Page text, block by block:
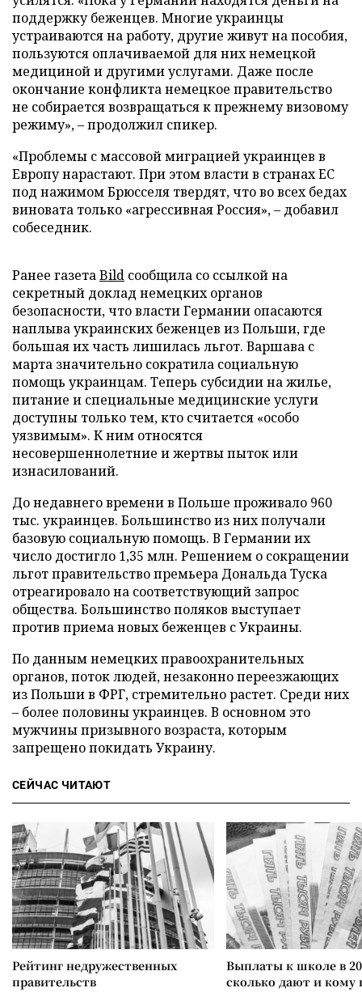
поддержку беженцев. Многие украинцы
устраиваются на работу, другие живут на пособия,
пользуются оплачиваемой для них немецкой
медициной и другими услугами. Даже после
окончание конфликта немецкое правительство
не собирается возвращаться к прежнему визовому
режиму», – продолжил спикер.
«Проблемы с массовой миграцией украинцев в
Европу нарастают. При этом власти в странах ЕС
под нажимом Брюсселя твердят, что во всех бедах
виновата только «агрессивная Россия», – добавил
собеседник.
Ранее газетаBild сообщила со ссылкой на
секретный доклад немецких органов
безопасности, что власти Германии опасаются
наплыва украинских беженцев из Польши, где
большая их часть лишилась льгот. Варшава с
марта значительно сократила социальную
помощь украинцам. Теперь субсидии на жилье,
питание и специальные медицинские услуги
доступны только тем, кто считается «особо
уязвимым». К ним относятся
несовершеннолетние и жертвы пыток или
изнасилований.
До недавнего времени в Польше проживало 960
тыс. украинцев. Большинство из них получали
базовую социальную помощь. В Германии их
число достигло 1,35 млн. Решением о сокращении
льгот правительство премьера Дональда Туска
отреагировало на соответствующий запрос
общества. Большинство поляков выступает
против приема новых беженцев с Украины.
По данным немецких правоохранительных
органов, поток людей, незаконно переезжающих
из Польши в ФРГ, стремительно растет. Среди них
– более половины украинцев. В основном это
мужчины призывного возраста, которым
запрещено покидать Украину.
СЕЙЧАС ЧИТАЮТ
Рейтинг недружественных
правительств
Выплаты к школе в
сколько дают и